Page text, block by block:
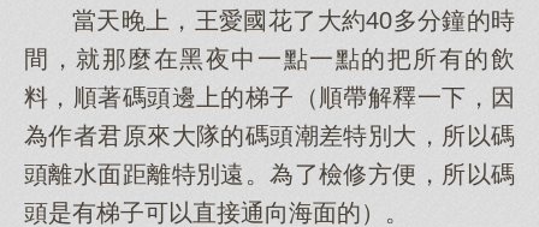
當天晚上，王愛國花了大約40多分鐘的時
間，就那麼在黑夜中一點一點的把所有的飲
料，順著碼頭邊上的梯子（順帶解釋一下，因
為作者君原來大隊的碼頭潮差特別大，所以碼
頭離水面距離特別遠。為了檢修方便，所以碼
頭是有梯子可以直接通向海面的）。